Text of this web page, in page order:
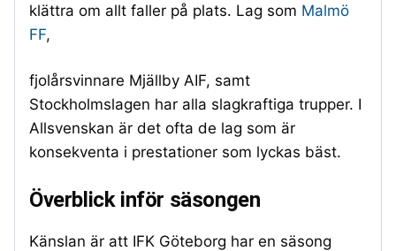
klättra om allt faller på plats. Lag som Malmö
FF,
fjolårsvinnare Mjällby AIF, samt
Stockholmslagen har alla slagkraftiga trupper. I
Allsvenskan är det ofta de lag som är
konsekventa i prestationer som lyckas bäst.
Överblick inför säsongen
Känslan är att IFK Göteborg har en säsong